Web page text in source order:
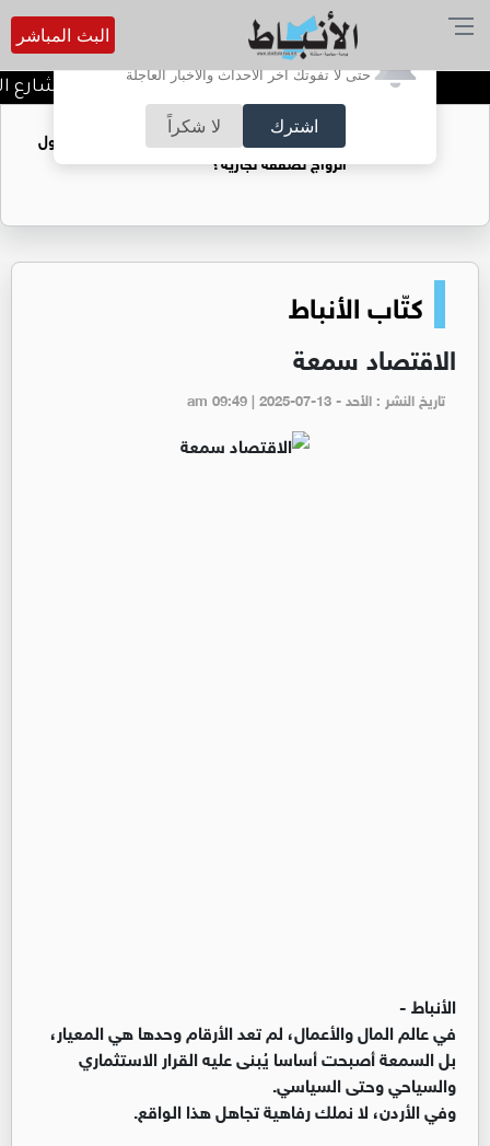
أترغب في تفعيل الإشعارات؟
حتى لا تفوتك آخر الأحداث والأخبار العاجلة
اشترك لا شكراً
البث المباشر
توقيف شبكات دعارة في شارع
فتيات يستغللنه لتحقيق مكاسب مادية.. هل تحول
الزواج لصفقة تجارية؟
كتّاب الأنباط
الاقتصاد سمعة
تاريخ النشر : الأحد - am 09:49 | 2025-07-13
الأنباط -
في عالم المال والأعمال، لم تعد الأرقام وحدها هي المعيار،
بل السمعة أصبحت أساسا يُبنى عليه القرار الاستثماري
والسياحي وحتى السياسي.
وفي الأردن، لا نملك رفاهية تجاهل هذا الواقع.